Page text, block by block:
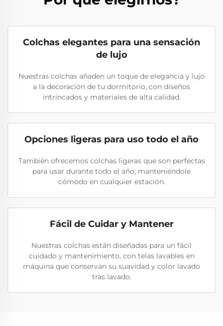
Colchas elegantes para una sensación
de lujo
Nuestras colchas añaden un toque de elegancia y lujo
a la decoración de tu dormitorio, con diseños
intrincados y materiales de alta calidad.
Opciones ligeras para uso todo el año
También ofrecemos colchas ligeras que son perfectas
para usar durante todo el año, manteniéndole
cómodo en cualquier estación.
Fácil de Cuidar y Mantener
Nuestras colchas están diseñadas para un fácil
cuidado y mantenimiento, con telas lavables en
máquina que conservan su suavidad y color lavado
tras lavado.